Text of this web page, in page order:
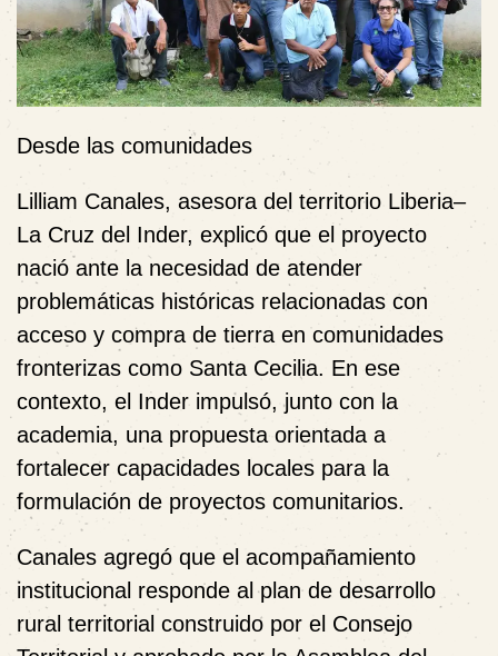
Desde las comunidades
Lilliam Canales, asesora del territorio Liberia–
La Cruz del Inder, explicó que el proyecto
nació ante la necesidad de atender
problemáticas históricas relacionadas con
acceso y compra de tierra en comunidades
fronterizas como Santa Cecilia. En ese
contexto, el Inder impulsó, junto con la
academia, una propuesta orientada a
fortalecer capacidades locales para la
formulación de proyectos comunitarios.
Canales agregó que el acompañamiento
institucional responde al plan de desarrollo
rural territorial construido por el Consejo